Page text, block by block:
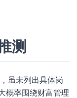
测
虽未列出具体岗
概率围绕财富管理